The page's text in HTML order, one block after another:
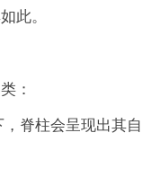
此。
：
脊柱会呈现出其自